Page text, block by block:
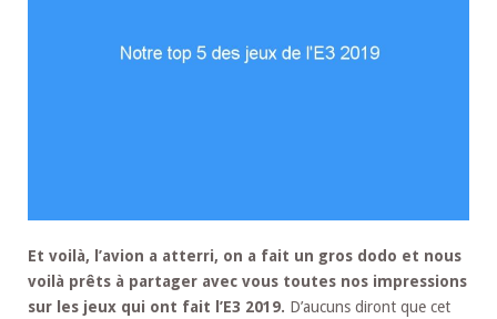
Et voilà, l’avion a atterri, on a fait un gros dodo et nous
voilà prêts à partager avec vous toutes nos impressions
sur les jeux qui ont fait l’E3 2019. D’aucuns diront que cet